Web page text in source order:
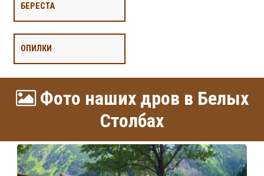
БЕРЕСТА
ОПИЛКИ
Фото наших дров в Белых
Столбах